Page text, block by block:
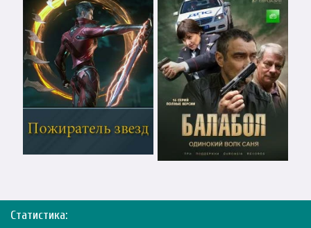
Статистика: